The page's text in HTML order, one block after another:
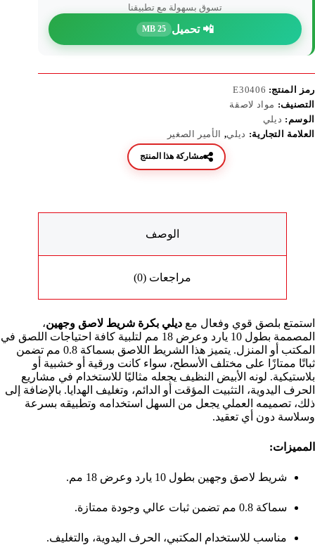
تسوق بسهولة مع تطبيقنا
📲 تحميل 25 MB
رمز المنتج: E30406
التصنيف: مواد لاصقة
الوسم: ديلي
العلامة التجارية: ديلي, الأمير الصغير
مشاركة هذا المنتج
الوصف
مراجعات (0)
استمتع بلصق قوي وفعال مع ديلي بكرة شريط لاصق وجهين،
المصممة بطول 10 يارد وعرض 18 مم لتلبية كافة احتياجات اللصق في
المكتب أو المنزل. يتميز هذا الشريط اللاصق بسماكة 0.8 مم تضمن
ثباتًا ممتازًا على مختلف الأسطح، سواء كانت ورقية أو خشبية أو
بلاستيكية. لونه الأبيض النظيف يجعله مثاليًا للاستخدام في مشاريع
الحرف اليدوية، التثبيت المؤقت أو الدائم، وتغليف الهدايا. بالإضافة إلى
ذلك، تصميمه العملي يجعل من السهل استخدامه وتطبيقه بسرعة
وسلاسة دون أي تعقيد.
المميزات:
شريط لاصق وجهين بطول 10 يارد وعرض 18 مم.
سماكة 0.8 مم تضمن ثبات عالي وجودة ممتازة.
مناسب للاستخدام المكتبي، الحرف اليدوية، والتغليف.